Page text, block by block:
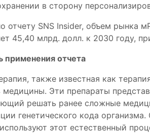
в сторону
отчету SNS Insider, объем рынка
45,40 млрд. долл. к 2030 году,
применения отчета
также известная как
медицины. Эти препараты
решать ранее сложные
генетического кода
этот естественный